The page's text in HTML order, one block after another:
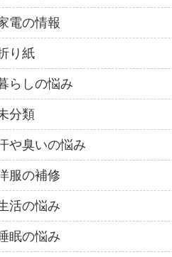
電の情報
り紙
らしの悩み
分類
や臭いの悩み
服の補修
活の悩み
眠の悩み